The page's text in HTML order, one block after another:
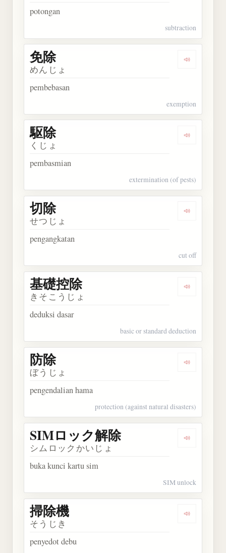
potongan
subtraction
Dengarkan
免除
めんじょ
pembebasan
exemption
Dengarkan
駆除
くじょ
pembasmian
extermination (of pests)
Dengarkan
切除
せつじょ
pengangkatan
cut off
Dengarkan
基礎控除
きそこうじょ
deduksi dasar
basic or standard deduction
Dengarkan
防除
ぼうじょ
pengendalian hama
protection (against natural disasters)
Dengarkan
SIMロック解除
シムロックかいじょ
buka kunci kartu sim
SIM unlock
Dengarkan
掃除機
そうじき
penyedot debu